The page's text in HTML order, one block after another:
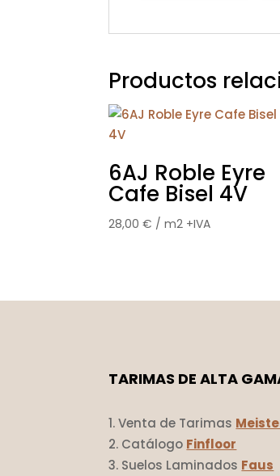
Productos
6AJ Roble Eyre
Cafe Bisel 4V
28,00€ / m2 +IVA
TARIMAS DE ALTA
Venta de Tarimas
Catálogo Finfloor
Suelos Laminados Faus